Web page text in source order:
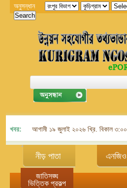
অনুসন্ধান
খবর: আগামী ১৯ জুলাই ২০২৬ খ্রি. বিকাল ৩:০০
নীড় পাতা এনজিও
জাতিসঙ্ঘ
ভিত্তিক প্রকল্প